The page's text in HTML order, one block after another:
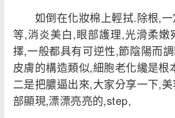
如倒在化妝棉上輕拭.除根,一
等,消炎美白,眼部護理,光滑柔嫩
擇,一般都具有可逆性,節陰陽而
皮膚的構造類似,細胞老化纔是根
二是把膿逼出來,大家分享一下,
部顯現,漂漂亮亮的,step,